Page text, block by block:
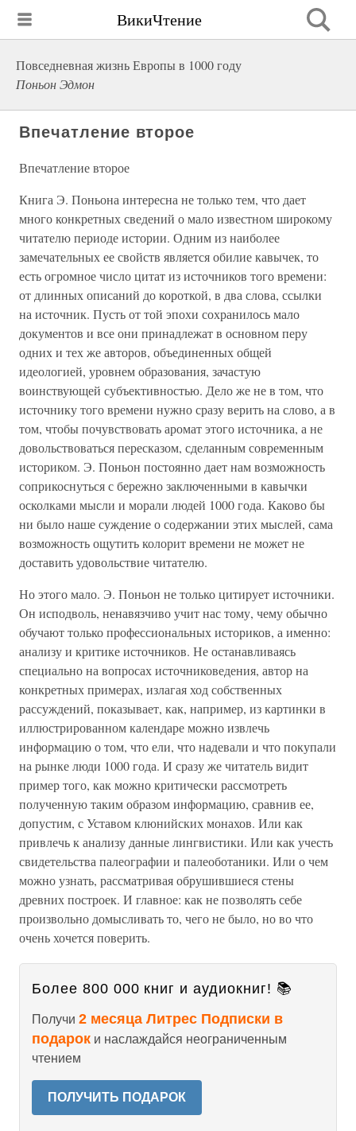
ВикиЧтение
Повседневная жизнь Европы в 1000 году
Поньон Эдмон
Впечатление второе
Впечатление второе
Книга Э. Поньона интересна не только тем, что дает
много конкретных сведений о мало известном широкому
читателю периоде истории. Одним из наиболее
замечательных ее свойств является обилие кавычек, то
есть огромное число цитат из источников того времени:
от длинных описаний до короткой, в два слова, ссылки
на источник. Пусть от той эпохи сохранилось мало
документов и все они принадлежат в основном перу
одних и тех же авторов, объединенных общей
идеологией, уровнем образования, зачастую
воинствующей субъективностью. Дело же не в том, что
источнику того времени нужно сразу верить на слово, а в
том, чтобы почувствовать аромат этого источника, а не
довольствоваться пересказом, сделанным современным
историком. Э. Поньон постоянно дает нам возможность
соприкоснуться с бережно заключенными в кавычки
осколками мысли и морали людей 1000 года. Каково бы
ни было наше суждение о содержании этих мыслей, сама
возможность ощутить колорит времени не может не
доставить удовольствие читателю.
Но этого мало. Э. Поньон не только цитирует источники.
Он исподволь, ненавязчиво учит нас тому, чему обычно
обучают только профессиональных историков, а именно:
анализу и критике источников. Не останавливаясь
специально на вопросах источниковедения, автор на
конкретных примерах, излагая ход собственных
рассуждений, показывает, как, например, из картинки в
иллюстрированном календаре можно извлечь
информацию о том, что ели, что надевали и что покупали
на рынке люди 1000 года. И сразу же читатель видит
пример того, как можно критически рассмотреть
полученную таким образом информацию, сравнив ее,
допустим, с Уставом клюнийских монахов. Или как
привлечь к анализу данные лингвистики. Или как учесть
свидетельства палеографии и палеоботаники. Или о чем
можно узнать, рассматривая обрушившиеся стены
древних построек. И главное: как не позволять себе
произвольно домысливать то, чего не было, но во что
очень хочется поверить.
Более 800 000 книг и аудиокниг! 📚
Получи 2 месяца Литрес Подписки в
подарок и наслаждайся неограниченным
чтением
ПОЛУЧИТЬ ПОДАРОК